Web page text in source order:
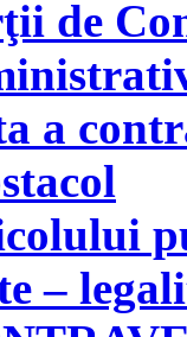
de
a
–